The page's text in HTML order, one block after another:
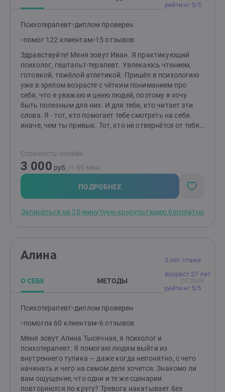
рейтинг 5/5
Психотерапевт диплом проверен
помог 122 клиентам 15 отзывов
Здравствуйте! Меня зовут Иван. Я практикующий
психолог, гештальт-терапевт. Увлекаюсь чтением,
готовкой, тяжёлой атлетикой. Пришёл в психологию
уже в зрелом возрасте с чётким пониманием про
себя, что я уважаю и ценю людей, поэтому я хочу
быть полезным для них. И для тебя, кто читает эти
слова. Я - тот, кто помогает тебе смотреть на себя
иначе, чем ты привык. Тот, кто не отвернётся от тебя
Человек с большой буквы "Ч". Дорогу осилит идущий.
И ты имеешь право идти. Быть может, обратившись
ко мне, ты сможешь идти не так, как ты привык до
знакомства со мной.
Стоимость онлайн
3 000 руб. /≈ 60 мин.
ПОДРОБНЕЕ
Записаться на 20-минутную консультацию бесплатно
5 лет стажа
возраст 27 лет
рейтинг 5/5
Алина
О СЕБЕ МЕТОДЫ
Психотерапевт диплом проверен
помогла 60 клиентам 6 отзывов
Меня зовут Алина Тысячная, я психолог и
психотерапевт. Я помогаю людям выйти из
внутреннего тупика — даже когда непонятно, с чего
начинать и чего на самом деле хочется. Знакомо ли
вам ощущение, что одни и те же сценарии
повторяются по кругу? Тревога накатывает без